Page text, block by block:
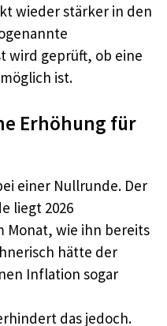
wieder stärker in den
wird geprüft, ob eine
ist.
Erhöhung für
einer Nullrunde. Der
liegt 2026
Monat, wie ihn bereits
hätte der
Inflation sogar
das jedoch.